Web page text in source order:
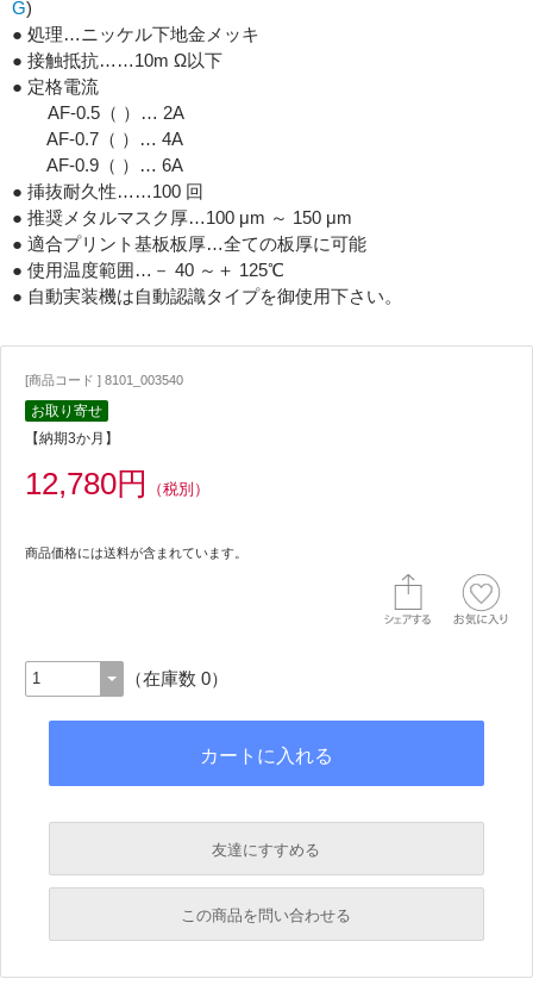
G)
● 処理…ニッケル下地金メッキ
● 接触抵抗……10m Ω以下
● 定格電流
AF-0.5（ ）… 2A
AF-0.7（ ）… 4A
AF-0.9（ ）… 6A
● 挿抜耐久性……100 回
● 推奨メタルマスク厚…100 μm ～ 150 μm
● 適合プリント基板板厚…全ての板厚に可能
● 使用温度範囲…－ 40 ～＋ 125℃
● 自動実装機は自動認識タイプを御使用下さい。
[商品コード ] 8101_003540
お取り寄せ
【納期3か月】
12,780円 （税別）
商品価格には送料が含まれています。
（在庫数 0）
友達にすすめる
必須
この商品を問い合わせる